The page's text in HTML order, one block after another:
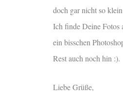
doch gar nicht so
Ich finde Deine Fotos
ein bisschen
Rest auch noch hin :).
Liebe Grüße,